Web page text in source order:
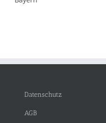
Datenschutz
AGB